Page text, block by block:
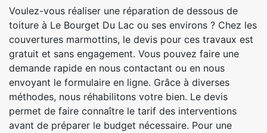
Voulez-vous réaliser une réparation de dessous de
toiture à Le Bourget Du Lac ou ses environs ? Chez les
couvertures marmottins, le devis pour ces travaux est
gratuit et sans engagement. Vous pouvez faire une
demande rapide en nous contactant ou en nous
envoyant le formulaire en ligne. Grâce à diverses
méthodes, nous réhabilitons votre bien. Le devis
permet de faire connaître le tarif des interventions
avant de préparer le budget nécessaire. Pour une